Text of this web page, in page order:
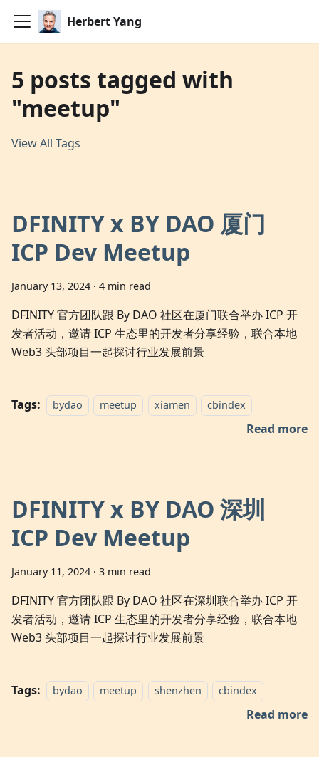
Herbert Yang
5 posts tagged with
"meetup"
View All Tags
DFINITY x BY DAO 厦门
ICP Dev Meetup
January 13, 2024 · 4 min read
DFINITY 官方团队跟 By DAO 社区在厦门联合举办 ICP 开
发者活动，邀请 ICP 生态里的开发者分享经验，联合本地
Web3 头部项目一起探讨行业发展前景
Tags: bydao meetup xiamen cbindex
Read more
DFINITY x BY DAO 深圳
ICP Dev Meetup
January 11, 2024 · 3 min read
DFINITY 官方团队跟 By DAO 社区在深圳联合举办 ICP 开
发者活动，邀请 ICP 生态里的开发者分享经验，联合本地
Web3 头部项目一起探讨行业发展前景
Tags: bydao meetup shenzhen cbindex
Read more